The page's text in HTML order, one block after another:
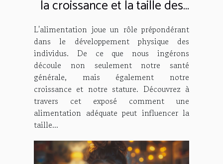
la croissance et la taille des
hommes
L'alimentation joue un rôle prépondérant
dans le développement physique des
individus. De ce que nous ingérons
découle non seulement notre santé
générale, mais également notre
croissance et notre stature. Découvrez à
travers cet exposé comment une
alimentation adéquate peut influencer la
taille...